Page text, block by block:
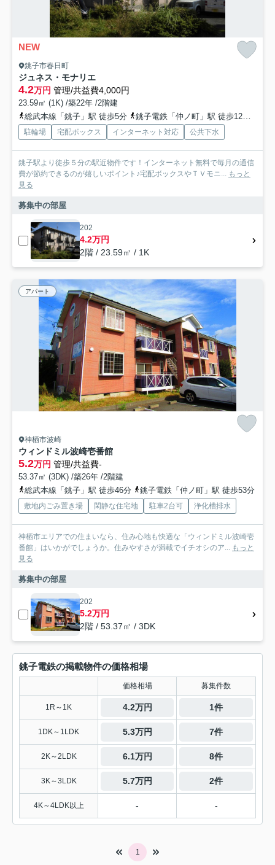
NEW
銚子市春日町
ジュネス・モナリエ
4.2万円 管理/共益費4,000円
23.59㎡ (1K) /築22年 /2階建
総武本線「銚子」駅 徒歩5分
銚子電鉄「仲ノ町」駅 徒歩12分
駐輪場 宅配ボックス インターネット対応 公共下水
銚子駅より徒歩５分の駅近物件です！インターネット無料で毎月の通信
費が節約できるのが嬉しいポイント♪宅配ボックスやＴＶモニ... もっと
見る
募集中の部屋
202
4.2万円
2階 / 23.59㎡ / 1K
アパート
神栖市波崎
ウィンドミル波崎壱番館
5.2万円 管理/共益費-
53.37㎡ (3DK) /築26年 /2階建
総武本線「銚子」駅 徒歩46分
銚子電鉄「仲ノ町」駅 徒歩53分
敷地内ごみ置き場 閑静な住宅地 駐車2台可 浄化槽排水
神栖市エリアでの住まいなら、住み心地も快適な「ウィンドミル波崎壱
番館」はいかがでしょうか。住みやすさが満載でイチオシのア... もっと
見る
募集中の部屋
202
5.2万円
2階 / 53.37㎡ / 3DK
銚子電鉄の掲載物件の価格相場
価格相場 募集件数
1R～1K 4.2万円 1件
1DK～1LDK 5.3万円 7件
2K～2LDK 6.1万円 8件
3K～3LDK 5.7万円 2件
4K～4LDK以上 - -
1